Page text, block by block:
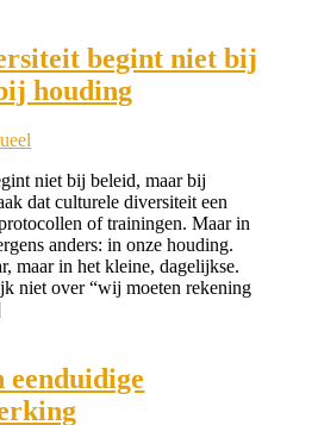
begint niet bij
houding
niet bij beleid, maar bij
dat culturele diversiteit een
of trainingen. Maar in
anders: in onze houding.
maar in het kleine, dagelijkse.
niet over “wij moeten rekening
eenduidige